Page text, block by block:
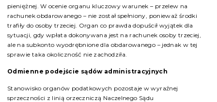
pieniężnej. W ocenie organu kluczowy warunek – przelew na
rachunek obdarowanego – nie został spełniony, ponieważ środki
trafiły do osoby trzeciej. Organ co prawda dopuścił wyjątek dla
sytuacji, gdy wpłata dokonywana jest na rachunek osoby trzeciej,
ale na subkonto wyodrębnione dla obdarowanego – jednak w tej
sprawie taka okoliczność nie zachodziła.
Odmienne podejście sądów administracyjnych
Stanowisko organów podatkowych pozostaje w wyraźnej
sprzeczności z linią orzeczniczą Naczelnego Sądu